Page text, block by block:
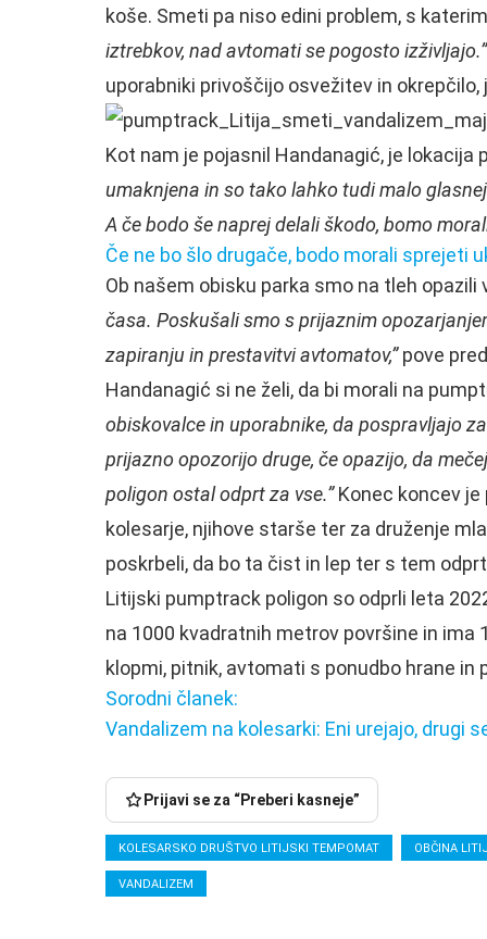
koše. Smeti pa niso edini problem, s
iztrebkov, nad avtomati se pogosto izživljajo.”
uporabniki privoščijo osvežitev in
Kot nam je pojasnil Handanagić, je
umaknjena in so tako lahko tudi malo
A če bodo še naprej delali škodo, bomo
Če ne bo šlo drugače, bodo morali sprejeti
Ob našem obisku parka smo na tleh
časa. Poskušali smo s prijaznim
zapiranju in prestavitvi avtomatov,”pove
Handanagić si ne želi, da bi morali na
obiskovalce in uporabnike, da pospravljajo
prijazno opozorijo druge, če opazijo, da
poligon ostal odprt za vse.”Konec koncev je
kolesarje, njihove starše ter za druženje
poskrbeli, da bo ta čist in lep ter s tem
Litijski pumptrack poligon so odprli leta
na 1000 kvadratnih metrov površine in ima
klopmi, pitnik, avtomati s ponudbo hrane
Sorodni članek:
Vandalizem na kolesarki: Eni urejajo, drugi
Prijavi se za “Preberi kasneje”
KOLESARSKO DRUŠTVO LITIJSKI TEMPOMAT OBČINA
VANDALIZEM
Začenja
izbira
vodstva
zagorskega
Litiji
več
otroškega
vrveža,
S
fotoaparatom